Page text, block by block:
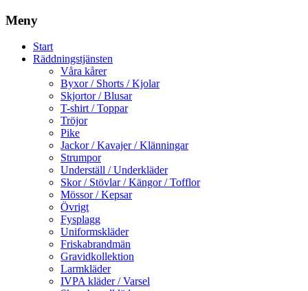
Meny
Start
Räddningstjänsten
Våra kårer
Byxor / Shorts / Kjolar
Skjortor / Blusar
T-shirt / Toppar
Tröjor
Pike
Jackor / Kavajer / Klänningar
Strumpor
Underställ / Underkläder
Skor / Stövlar / Kängor / Tofflor
Mössor / Kepsar
Övrigt
Fysplagg
Uniformskläder
Friskabrandmän
Gravidkollektion
Larmkläder
IVPA kläder / Varsel